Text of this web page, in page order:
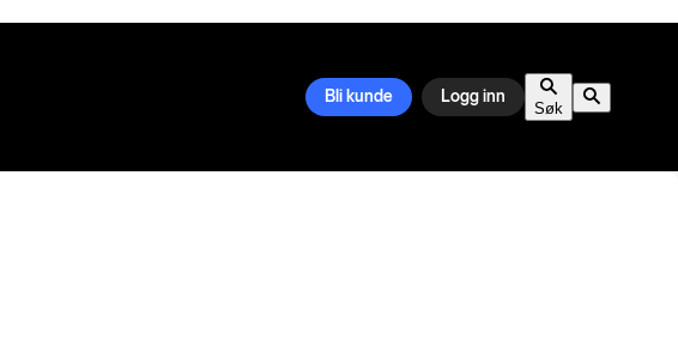
Bli kunde Logg inn
Søk